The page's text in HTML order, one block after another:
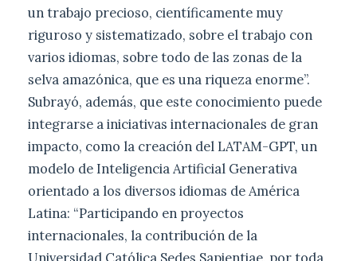
un trabajo precioso, científicamente muy
riguroso y sistematizado, sobre el trabajo con
varios idiomas, sobre todo de las zonas de la
selva amazónica, que es una riqueza enorme”.
Subrayó, además, que este conocimiento puede
integrarse a iniciativas internacionales de gran
impacto, como la creación del LATAM-GPT, un
modelo de Inteligencia Artificial Generativa
orientado a los diversos idiomas de América
Latina: “Participando en proyectos
internacionales, la contribución de la